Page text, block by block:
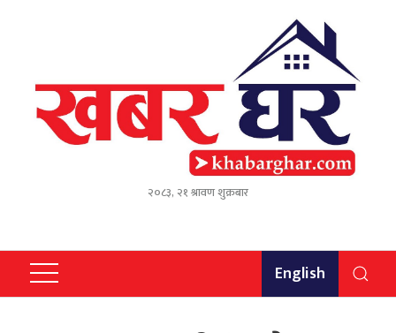
२०८३, २१ श्रावण शुक्रबार
English